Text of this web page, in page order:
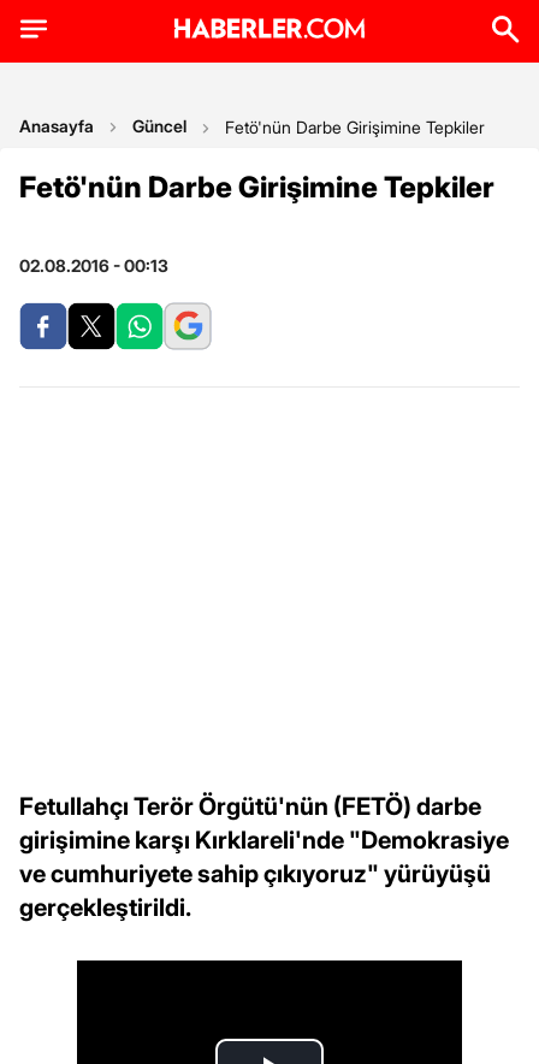
Anasayfa Güncel Fetö'nün Darbe Girişimine Tepkiler
Fetö'nün Darbe Girişimine Tepkiler
02.08.2016 - 00:13
Fetullahçı Terör Örgütü'nün (FETÖ) darbe
girişimine karşı Kırklareli'nde "Demokrasiye
ve cumhuriyete sahip çıkıyoruz" yürüyüşü
gerçekleştirildi.